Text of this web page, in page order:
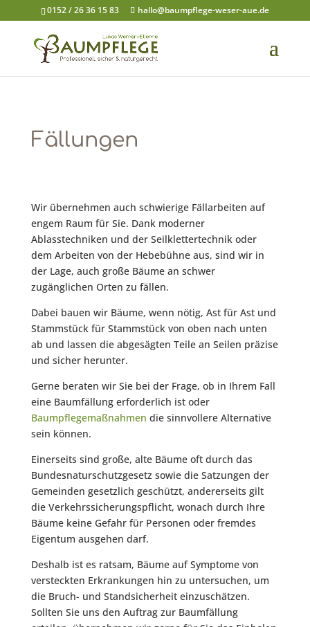
0152 / 26 36 15 83 hallo@baumpflege-weser-aue.de
Fällungen
Wir übernehmen auch schwierige Fällarbeiten auf
engem Raum für Sie. Dank moderner
Ablasstechniken und der Seilklettertechnik oder
dem Arbeiten von der Hebebühne aus, sind wir in
der Lage, auch große Bäume an schwer
zugänglichen Orten zu fällen.
Dabei bauen wir Bäume, wenn nötig, Ast für Ast und
Stammstück für Stammstück von oben nach unten
ab und lassen die abgesägten Teile an Seilen präzise
und sicher herunter.
Gerne beraten wir Sie bei der Frage, ob in Ihrem Fall
eine Baumfällung erforderlich ist oder
Baumpflegemaßnahmen die sinnvollere Alternative
sein können.
Einerseits sind große, alte Bäume oft durch das
Bundesnaturschutzgesetz sowie die Satzungen der
Gemeinden gesetzlich geschützt, andererseits gilt
die Verkehrssicherungspflicht, wonach durch Ihre
Bäume keine Gefahr für Personen oder fremdes
Eigentum ausgehen darf.
Deshalb ist es ratsam, Bäume auf Symptome von
versteckten Erkrankungen hin zu untersuchen, um
die Bruch- und Standsicherheit einzuschätzen.
Sollten Sie uns den Auftrag zur Baumfällung